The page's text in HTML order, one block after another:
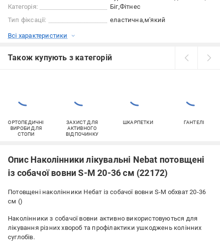
Категорія:
Біг Фітнес
Тип фіксації:
еластична м'який
Всі характеристики
Також купують з категорій
ОРТОПЕДИЧНІ
ВИРОБИ ДЛЯ
СТОПИ
ЗАХИСТ ДЛЯ
АКТИВНОГО
ВІДПОЧИНКУ
ШКАРПЕТКИ ГАНТЕЛІ
Опис Наколінники лікувальні Nebat потовщені
із собачої вовни S-M 20-36 см (22172)
Потовщені наколінники Небат із собачої вовни S-M обхват 20-36
см ()
Наколінники з собачої вовни активно використовуються для
лікування різних хвороб та профілактики ушкоджень колінних
суглобів.